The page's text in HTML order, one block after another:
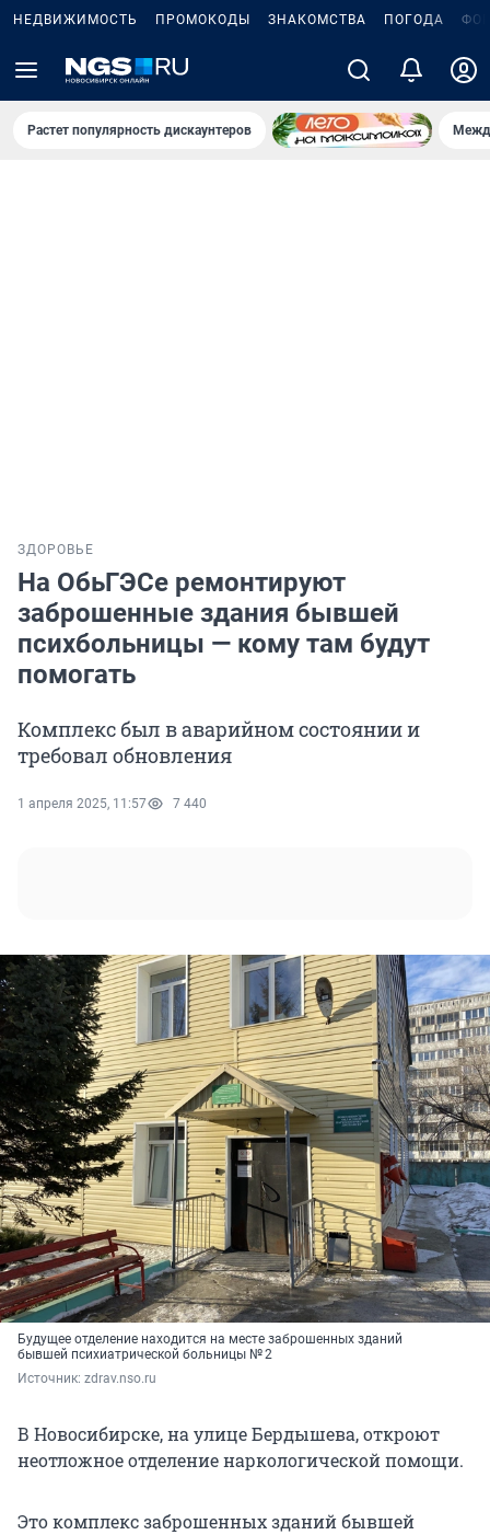
НЕДВИЖИМОСТЬ ПРОМОКОДЫ ЗНАКОМСТВА ПОГОДА
Растет популярность дискаунтеров
ЗДОРОВЬЕ
На ОбьГЭСе ремонтируют
заброшенные здания бывшей
психбольницы — кому там будут
помогать
Комплекс был в аварийном состоянии и
требовал обновления
1 апреля 2025, 11:57 7 440
Будущее отделение находится на месте заброшенных зданий
бывшей психиатрической больницы № 2
Источник: zdrav.nso.ru
В Новосибирске, на улице Бердышева, откроют
неотложное отделение наркологической помощи.
Это комплекс заброшенных зданий бывшей